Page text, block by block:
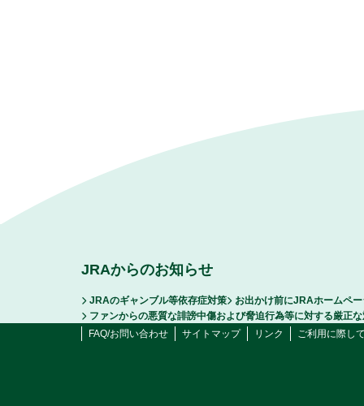
JRAからのお知らせ
JRAのギャンブル等依存症対策
お出かけ前にJRAホームペ
ファンからの悪質な誹謗中傷および脅迫行為等に対する厳正
FAQ/お問い合わせ
サイトマップ リンク ご利用に際し